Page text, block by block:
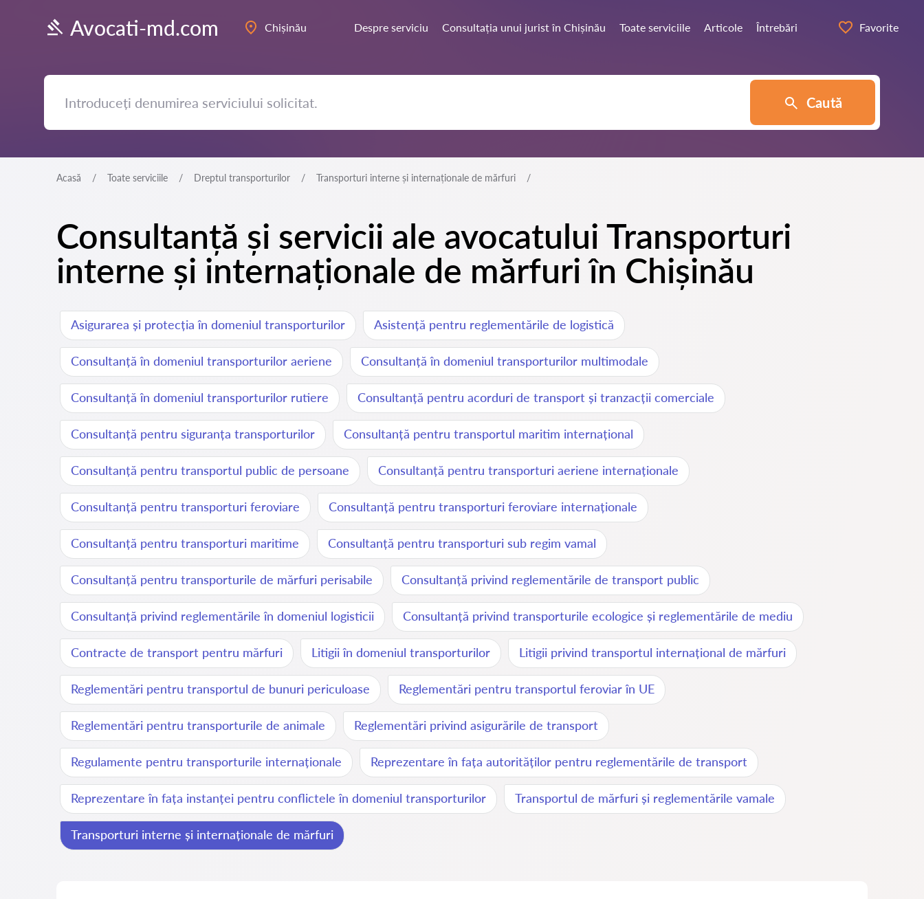
Avocati-md.com Chișinău Despre serviciu Consultația unui jurist în Chișinău Toate serviciile Articole Întrebări Favorite
Caută
Acasă Toate serviciile Dreptul transporturilor Transporturi interne și internaționale de mărfuri
Consultanță și servicii ale avocatului Transporturi
interne și internaționale de mărfuri în Chișinău
Asigurarea și protecția în domeniul transporturilor Asistență pentru reglementările de logistică
Consultanță în domeniul transporturilor aeriene Consultanță în domeniul transporturilor multimodale
Consultanță în domeniul transporturilor rutiere Consultanță pentru acorduri de transport și tranzacții comerciale
Consultanță pentru siguranța transporturilor Consultanță pentru transportul maritim internațional
Consultanță pentru transportul public de persoane Consultanță pentru transporturi aeriene internaționale
Consultanță pentru transporturi feroviare Consultanță pentru transporturi feroviare internaționale
Consultanță pentru transporturi maritime Consultanță pentru transporturi sub regim vamal
Consultanță pentru transporturile de mărfuri perisabile Consultanță privind reglementările de transport public
Consultanță privind reglementările în domeniul logisticii Consultanță privind transporturile ecologice și reglementările de mediu
Contracte de transport pentru mărfuri Litigii în domeniul transporturilor Litigii privind transportul internațional de mărfuri
Reglementări pentru transportul de bunuri periculoase Reglementări pentru transportul feroviar în UE
Reglementări pentru transporturile de animale Reglementări privind asigurările de transport
Regulamente pentru transporturile internaționale Reprezentare în fața autorităților pentru reglementările de transport
Reprezentare în fața instanței pentru conflictele în domeniul transporturilor Transportul de mărfuri și reglementările vamale
Transporturi interne și internaționale de mărfuri